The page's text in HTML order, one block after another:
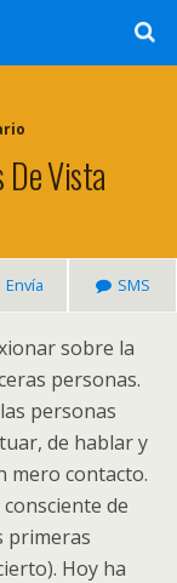
De Vista
Envía SMS
sobre la
personas.
personas
de hablar y
mero contacto.
de
primeras
Hoy ha